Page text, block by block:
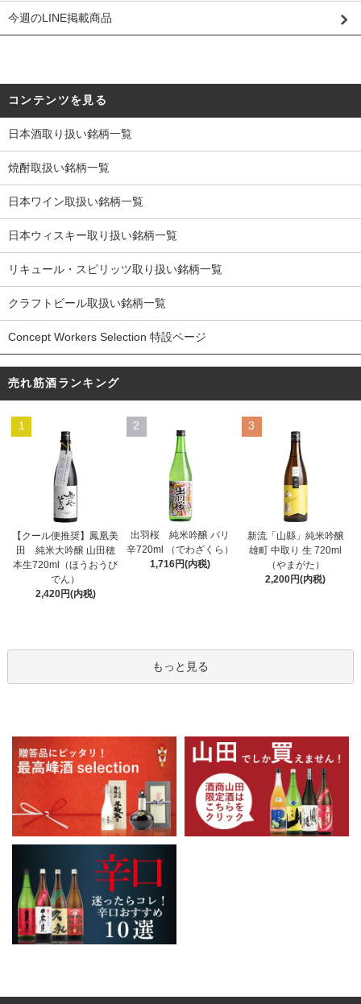
今週のLINE掲載商品
コンテンツを見る
日本酒取り扱い銘柄一覧
焼酎取扱い銘柄一覧
日本ワイン取扱い銘柄一覧
日本ウィスキー取り扱い銘柄一覧
リキュール・スピリッツ取り扱い銘柄一覧
クラフトビール取扱い銘柄一覧
Concept Workers Selection 特設ページ
売れ筋酒ランキング
1
【クール便推奨】鳳凰美
田 純米大吟醸 山田穂
本生720ml（ほうおうび
でん）
2,420円(内税)
2
出羽桜 純米吟醸 バリ
辛720ml （でわざくら）
1,716円(内税)
3
新流「山縣」純米吟醸
雄町 中取り 生 720ml
（やまがた）
2,200円(内税)
もっと見る